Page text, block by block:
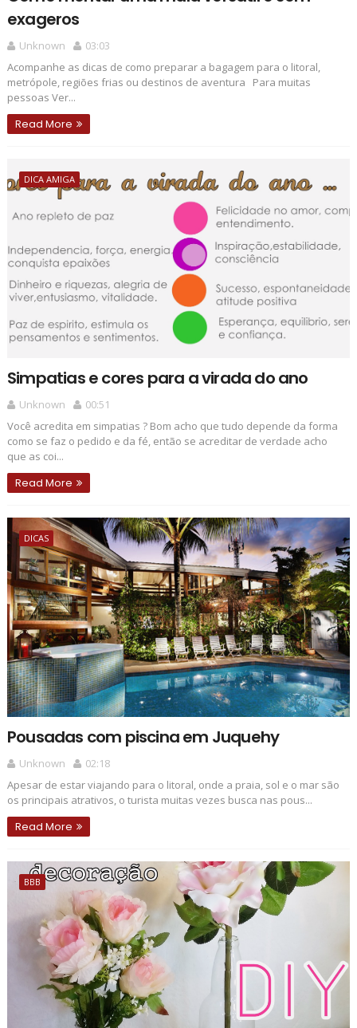
exageros
Unknown
03:03
Acompanhe as dicas de como preparar a bagagem para o litoral,
metrópole, regiões frias ou destinos de aventura Para muitas
pessoas Ver...
Read More
DICA AMIGA
Simpatias e cores para a virada do ano
Unknown
00:51
Você acredita em simpatias ? Bom acho que tudo depende da forma
como se faz o pedido e da fé, então se acreditar de verdade acho
que as coi...
Read More
DICAS
Pousadas com piscina em Juquehy
Unknown
02:18
Apesar de estar viajando para o litoral, onde a praia, sol e o mar são
os principais atrativos, o turista muitas vezes busca nas pous...
Read More
BBB